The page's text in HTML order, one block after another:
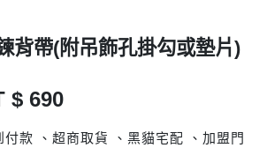
背帶(附吊飾孔掛勾或墊片)
$ 690
付款 、超商取貨 、黑貓宅配 、加盟門